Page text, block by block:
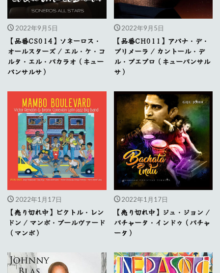
2022年9月5日
【品番CS014】ソネーロス・
オールスターズ / エル・ケ・コ
ルタ・エル・バカラオ（キュー
バンサルサ）
2022年9月5日
【品番CH011】アバナ・デ・
プリメーラ / カントール・デ
ル・プエブロ（キューバンサル
サ）
2022年1月17日
【売り切れ中】ビクトル・レン
ドン / マンボ・ブールヴァード
（マンボ）
2022年1月17日
【売り切れ中】ジュ・ジョン /
バチャータ・インドゥ（バチャ
ータ）